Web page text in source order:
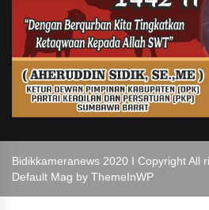
Bidikkameranews 2020 I Copyright All
Default Mag by ThemeInWP